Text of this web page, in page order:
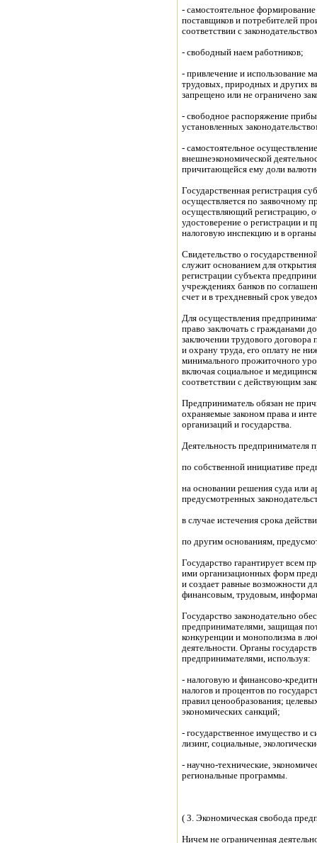
- самостоятельное
поставщиков и потребителей
соответствии с
- свободный наем работников;
- привлечение и использование
трудовых, природных и других
запрещено или не ограничено
- свободное распоряжение
установленных
- самостоятельное
внешнеэкономической
причитающейся ему доли
Государственная регистрация
осуществляется по заявочному
осуществляющий регистрацию,
удостоверение о
налоговую инспекцию и в органы
Свидетельство о
служит основанием для
регистрации субъекта
учреждениях банков по
счет и в трехдневный срок
Для осуществления
право заключать с гражданами
заключении трудового договора
и охрану труда, его оплату не
минимального прожиточного
включая социальное и
соответствии с действующим
Предприниматель обязан не
охраняемые законом права и
организаций и государства.
Деятельность предпринимателя
по собственной инициативе
на основании решения суда или
предусмотренных
в случае истечения срока
по другим основаниям,
Государство гарантирует всем
ими организационных форм
и создает равные возможности
финансовым, трудовым,
Государство законодательно
предпринимателями, защищая
конкуренции и монополизма в
деятельности. Органы
предпринимателями, используя:
- налоговую и финансово-
налогов и процентов по
правил ценообразования;
экономических санкций;
- государственное имущество и
лизинг, социальные,
- научно-технические,
региональные программы.
( 3. Экономическая свобода
Ничем не ограниченная